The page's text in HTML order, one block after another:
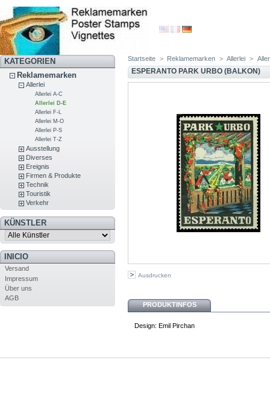
KATEGORIEN
Reklamemarken
Allerlei
Allerlei A-C
Allerlei D-E
Allerlei F-L
Allerlei M-O
Allerlei P-S
Allerlei T-Z
Ausstellung
Diverses
Ereignis
Firmen & Produkte
Technik
Touristik
Verkehr
KÜNSTLER
INICIO
Versand
Impressum
Über uns
AGB
Startseite > Reklamemarken > Allerlei >
ESPERANTO PARK URBO (BALKON)
Ausdrucken
PRODUKTINFOS
Design: Emil Pirchan